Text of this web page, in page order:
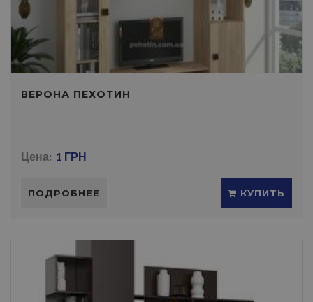
ВЕРОНА ПЕХОТИН
Цена: 1 ГРН
ПОДРОБНЕЕ КУПИТЬ